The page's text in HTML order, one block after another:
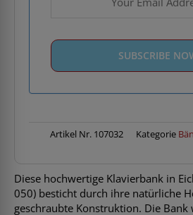
Artikel Nr. 107032 Kategorie
Diese hochwertige Klavierbank in
050) besticht durch ihre natürliche
geschraubte Konstruktion. Die